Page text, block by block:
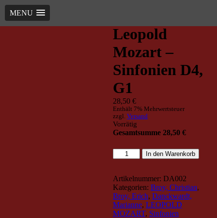
MENU
TRIO Musik Edition
Nowotny & Lamprecht OHG –
Musikverlag
Start/Titel nach Autoren
D4, G1
Leopold
Mozart –
Sinfonien D4,
G1
28,50 €
Enthält 7% Mehrwertsteuer
zzgl. Versand
Vorrätig
Gesamtsumme 28,50 €
Leopold
Mozart
Sinfonien
D4,
G1
Menge
In den Warenkorb
Artikelnummer: DA002
Kategorien: Broy, Christian,
Broy, Erich, Danckwardt,
Marianne, LEOPOLD
MOZART, Sinfonien